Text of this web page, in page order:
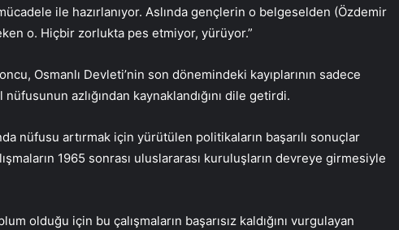
ile hazırlanıyor. Aslında gençlerin o belgeselden (Özdemir
o. Hiçbir zorlukta pes etmiyor, yürüyor.”
Osmanlı Devleti’nin son dönemindeki kayıplarının sadece
azlığından kaynaklandığını dile getirdi.
nüfusu artırmak için yürütülen politikaların başarılı sonuçlar
1965 sonrası uluslararası kuruluşların devreye girmesiyle
olduğu için bu çalışmaların başarısız kaldığını vurgulayan